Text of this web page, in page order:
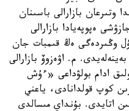
وتىرعان بازارالى باسىنان
ەپوپەيادا بازارالى
وڭىردەگى ەڭ قىمبات جان
م. اۋەزوۆ بازارالى
ادام بولۋداعى «ءۇش
كوپ قولدانادى، ياعني
اتايدى. بۇنداي مىسالدى